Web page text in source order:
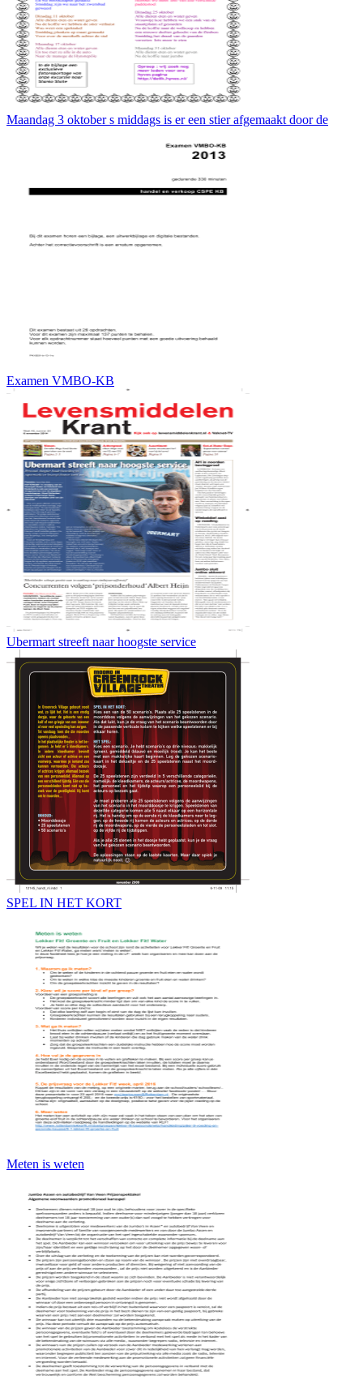
Maandag 3 oktober s middags is er een stier afgemaakt door de
Examen VMBO-KB
Ubermart streeft naar hoogste service
SPEL IN HET KORT
Meten is weten